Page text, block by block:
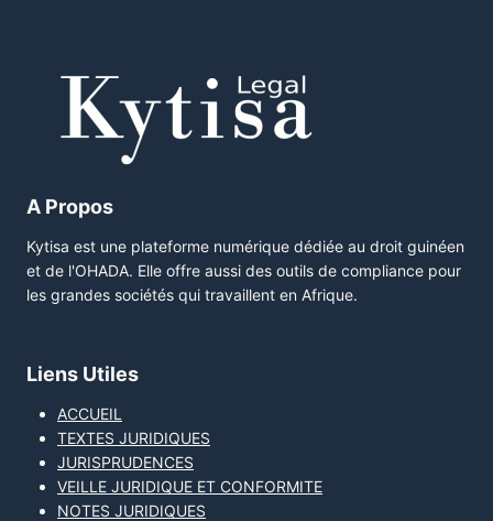
A Propos
Kytisa est une plateforme numérique dédiée au droit guinéen
et de l'OHADA. Elle offre aussi des outils de compliance pour
les grandes sociétés qui travaillent en Afrique.
Liens Utiles
ACCUEIL
TEXTES JURIDIQUES
JURISPRUDENCES
VEILLE JURIDIQUE ET CONFORMITE
NOTES JURIDIQUES